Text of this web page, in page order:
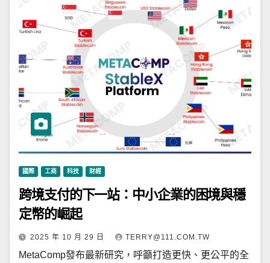
國際 工商 科技 財經
跨境支付的下一站：中小企業的困境與穩
定幣的崛起
2025 年 10 月 29 日 TERRY@111.COM.TW
MetaComp發布最新研究，呼籲打造更快、更公平的全